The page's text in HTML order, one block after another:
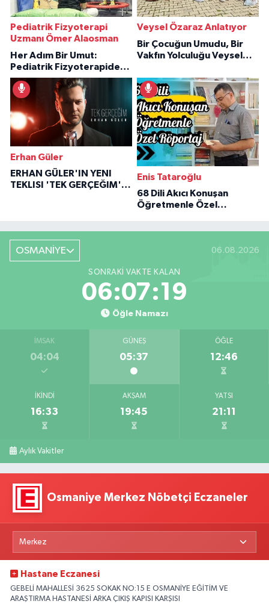
Pediatrik Fizyoterapi
Uzmanı Ömer Alaosman
Her Adım Bir Umut:
Pediatrik Fizyoterapiden
İlham Veren Hikâyeler
Veysel Özaraz Anlatıyor
Bir Çocuğun Umudu, Bir
Vakfın Yolculuğu Veysel
Erhan Güler
ERHAN GÜLER'IN YENI
TEKLISI 'TEK GERÇEĞIM'LE
Enis Tataroğlu
68 Dili Akıcı Konuşan
Öğretmenle Özel
OSMANİYE 06.08.2026
SONRAKI VAKTE KALAN
06:07:18
Öğle Namazı
İMSAK
04:04
GÜNEŞ
05:37
ÖĞLE
12:46
İKINDI
16:33
AKŞAM
19:45
YATSI
21:11
Aylık Vakitler
Osmaniye Merkez Nöbetçi Eczaneler
Hastane Eczanesi
GEBELİ MAHALLESİ 3625 SOKAK NO:15 E OSMANİYE EĞİTİM VE
ARAŞTIRMA HASTANESİ ARKA ÇIKIŞ KAPISI KARŞISI